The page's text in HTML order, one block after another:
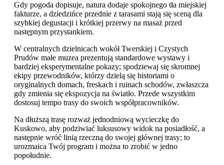
Gdy pogoda dopisuje, natura dodaje spokojnego tła miejskiej
fakturze, a dziedzińce przednie z tarasami stają się sceną dla
szybkiej degustacji i krótkiej przerwy na masaż przed
następnym przystankiem.
W centralnych dzielnicach wokół Twerskiej i Czystych
Prudów małe muzea prezentują standardowe wystawy i
bardziej eksperymentalne pokazy; spodziewaj się skromnej
ekipy przewodników, którzy dzielą się historiami o
oryginalnych domach, freskach i ruinach schodów, zwłaszcza
gdy zmienia się ekspozycja na światło. Przede wszystkim
dostosuj tempo trasy do swoich współpracowników.
Na dłuższą trasę rozważ jednodniową wycieczkę do
Kuskowo, aby podziwiać luksusowy widok na posiadłość, a
następnie wróć linią rzeczną do swojej głównej trasy; to
urozmaica Twój program i można to zrobić w jedno
popołudnie.